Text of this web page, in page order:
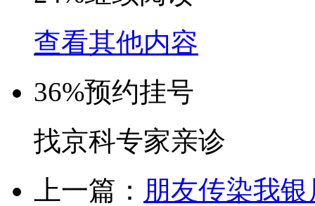
查看其他内容
36%预约挂号
找京科专家亲诊
上一篇： 朋友传染我